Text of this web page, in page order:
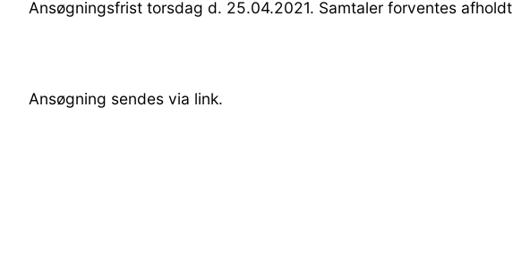
Ansøgningsfrist torsdag d. 25.04.2021. Samtaler forventes afholdt
Ansøgning sendes via link.